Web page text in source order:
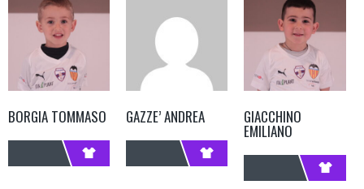
BORGIA TOMMASO GAZZE’ ANDREA GIACCHINO
EMILIANO